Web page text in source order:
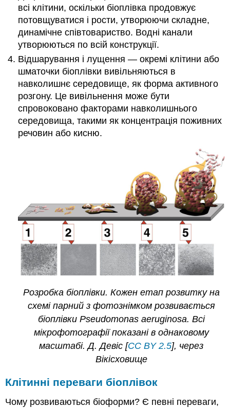
всі клітини, оскільки біоплівка продовжує
потовщуватися і рости, утворюючи складне,
динамічне співтовариство. Водні канали
утворюються по всій конструкції.
Відшарування і лущення — окремі клітини або
шматочки біоплівки вивільняються в
навколишнє середовище, як форма активного
розгону. Це вивільнення може бути
спровоковано факторами навколишнього
середовища, такими як концентрація поживних
речовин або кисню.
Розробка біоплівки. Кожен етап розвитку на
схемі парний з фотознімком розвивається
біоплівки Pseudomonas aeruginosa. Всі
мікрофотографії показані в однаковому
масштабі. Д. Девіс [CC BY 2.5], через
Вікісховище
Клітинні переваги біоплівок
Чому розвиваються біоформи? Є певні переваги,